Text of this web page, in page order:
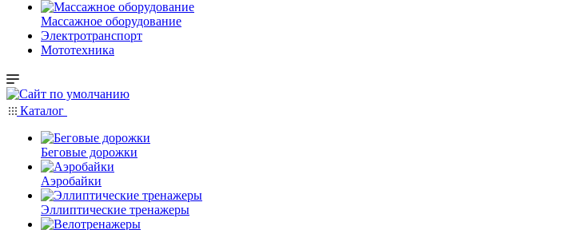
Массажное оборудование
Электротранспорт
Мототехника
Каталог
Беговые дорожки
Аэробайки
Эллиптические тренажеры